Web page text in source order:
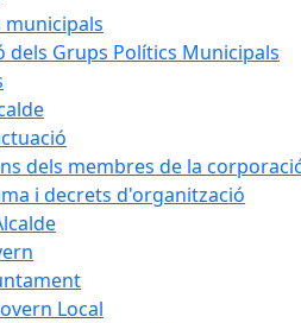
municipals
dels Grups Polítics Municipals
dels membres de la
i decrets d'organització
Local